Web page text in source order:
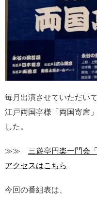
毎月出演させていただい
江戸両国亭様「両国寄席
した。
≫≫ 三遊亭円楽一門会
アクセスはこちら
今回の番組表は、